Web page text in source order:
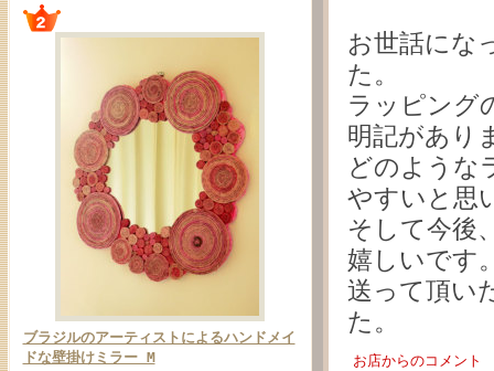
ブラジルのアーティストによるハンドメイ
ドな壁掛けミラー M
お世話にな
た。
ラッピング
明記があり
どのような
やすいと思
そして今後
嬉しいです
送って頂い
た。
お店からのコメント